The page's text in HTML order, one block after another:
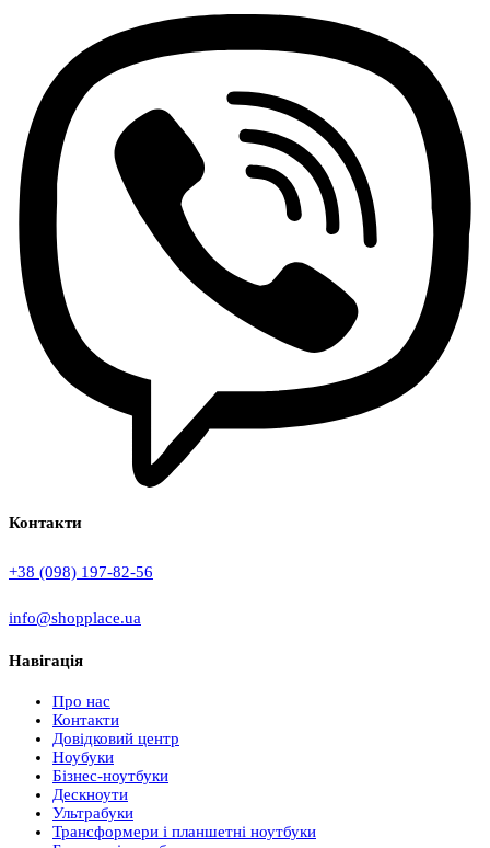
Контакти
+38 (098) 197-82-56
info@shopplace.ua
Навігація
Про нас
Контакти
Довідковий центр
Ноубуки
Бізнес-ноутбуки
Дескноути
Ультрабуки
Трансформери і планшетні ноутбуки